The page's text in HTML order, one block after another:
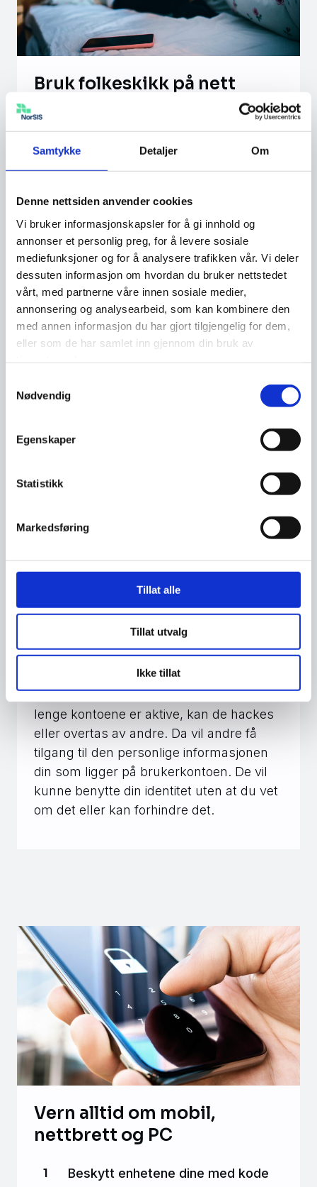
Samtykke Detaljer Om
Denne nettsiden anvender cookies
Vi bruker informasjonskapsler for å gi innhold og
annonser et personlig preg, for å levere sosiale
mediefunksjoner og for å analysere trafikken vår. Vi deler
dessuten informasjon om hvordan du bruker nettstedet
vårt, med partnerne våre innen sosiale medier,
annonsering og analysearbeid, som kan kombinere den
med annen informasjon du har gjort tilgjengelig for dem,
eller som de har samlet inn gjennom din bruk av
Nødvendig
Egenskaper
Statistikk
Markedsføring
Tillat alle
Tillat utvalg
Ikke tillat
Bruk folkeskikk på nett
Det er lett å skrive eller si noe på nett
skriver om kanskje ikke ser eller hører
andre steder ellers, være greie med
hverandre. Ikke skriv eller si noe stygt
om andre, ikke del eller lik andres stygge
kommentarer. Tenk at du ikke skal skrive
noe om noen, som du ikke kan si til dem
ansikt til ansikt.
Ha oversikt over
brukerprofilene dine
Har du laget brukerkontoer for apper
eller tjenester du ikke lenger bruker, er
det lurt å slette disse brukerkontoene. Så
lenge kontoene er aktive, kan de hackes
eller overtas av andre. Da vil andre få
tilgang til den personlige informasjonen
din som ligger på brukerkontoen. De vil
kunne benytte din identitet uten at du vet
om det eller kan forhindre det.
Vern alltid om mobil,
nettbrett og PC
Beskytt enhetene dine med kode